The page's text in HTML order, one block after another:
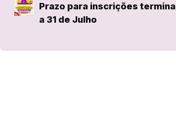
Prazo para inscrições termina
a 31 de Julho